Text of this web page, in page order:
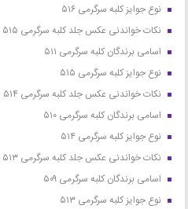
نوع جوایز کلبه سرگرمی ۵۱۶
نکات خواندنی عکس جلد کلبه سرگرمی ۵۱۵
اسامی برندگان کلبه سرگرمی ۵۱۱
نوع جوایز کلبه سرگرمی ۵۱۵
نکات خواندنی عکس جلد کلبه سرگرمی ۵۱۴
اسامی برندگان کلبه سرگرمی ۵۱۰
نوع جوایز کلبه سرگرمی ۵۱۴
نکات خواندنی عکس جلد کلبه سرگرمی ۵۱۳
اسامی برندگان کلبه سرگرمی ۵۰۹
نوع جوایز کلبه سرگرمی ۵۱۳